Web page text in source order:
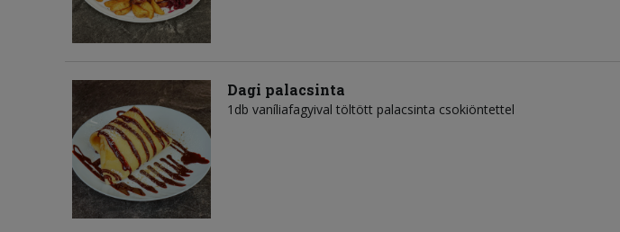
Dagi palacsinta
1db vaníliafagyival töltött palacsinta csokiöntettel